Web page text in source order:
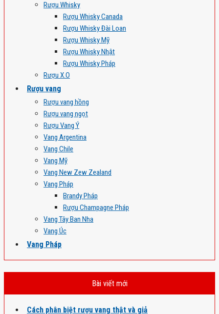
Rượu Whisky
Rượu Whisky Canada
Rượu Whisky Đài Loan
Rượu Whisky Mỹ
Rượu Whisky Nhật
Rượu Whisky Pháp
Rượu X.O
Rượu vang
Rượu vang hồng
Rượu vang ngọt
Rượu Vang Ý
Vang Argentina
Vang Chile
Vang Mỹ
Vang New Zew Zealand
Vang Pháp
Brandy Pháp
Rượu Champagne Pháp
Vang Tây Ban Nha
Vang Úc
Vang Pháp
Bài viết mới
Cách phân biệt rượu vang thật và giả